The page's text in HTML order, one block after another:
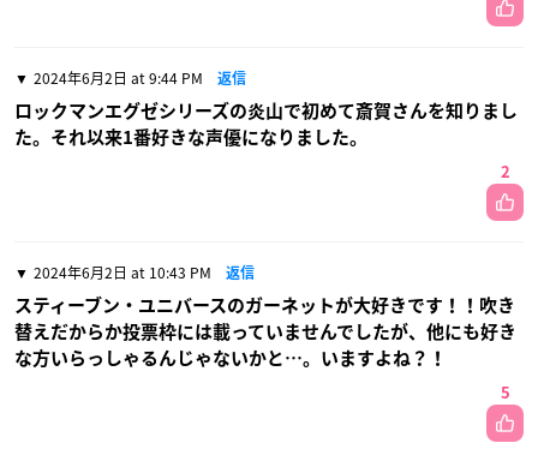
2024年6月2日 at 9:44 PM 返信
ロックマンエグゼシリーズの炎山で初めて斎賀さんを知りまし
た。それ以来1番好きな声優になりました。
2
2024年6月2日 at 10:43 PM 返信
スティーブン・ユニバースのガーネットが大好きです！！吹き
替えだからか投票枠には載っていませんでしたが、他にも好き
な方いらっしゃるんじゃないかと…。いますよね？！
5